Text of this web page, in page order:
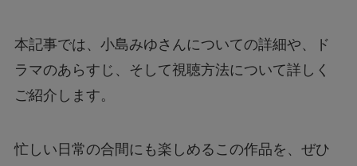
本記事では、小島みゆさんについての詳細や、ド
ラマのあらすじ、そして視聴方法について詳しく
ご紹介します。
忙しい日常の合間にも楽しめるこの作品を、ぜひ